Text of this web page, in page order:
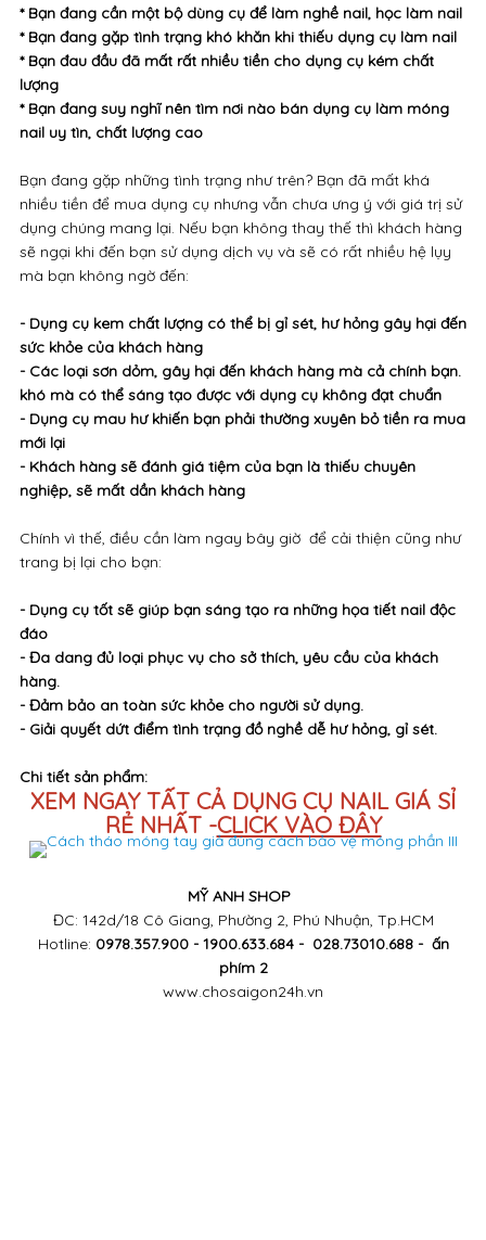
* Bạn đang cần một bộ dùng cụ để làm nghề nail, học làm nail
* Bạn đang gặp tình trạng khó khăn khi thiếu dụng cụ làm nail
* Bạn đau đầu đã mất rất nhiều tiền cho dụng cụ kém chất
lượng
* Bạn đang suy nghĩ nên tìm nơi nào bán dụng cụ làm móng
nail uy tìn, chất lượng cao
Bạn đang gặp những tình trạng như trên? Bạn đã mất khá
nhiều tiền để mua dụng cụ nhưng vẫn chưa ưng ý với giá trị sử
dụng chúng mang lại. Nếu bạn không thay thế thì khách hàng
sẽ ngại khi đến bạn sử dụng dịch vụ và sẽ có rất nhiều hệ lụy
mà bạn không ngờ đến:
- Dụng cụ kem chất lượng có thể bị gỉ sét, hư hỏng gây hại đến
sức khỏe của khách hàng
- Các loại sơn dỏm, gây hại đến khách hàng mà cả chính bạn.
khó mà có thể sáng tạo được với dụng cụ không đạt chuẩn
- Dụng cụ mau hư khiến bạn phải thường xuyên bỏ tiền ra mua
mới lại
- Khách hàng sẽ đánh giá tiệm của bạn là thiếu chuyên
nghiệp, sẽ mất dần khách hàng
Chính vì thế, điều cần làm ngay bây giờ để cải thiện cũng như
trang bị lại cho bạn:
- Dụng cụ tốt sẽ giúp bạn sáng tạo ra những họa tiết nail độc
đáo
- Đa dang đủ loại phục vụ cho sở thích, yêu cầu của khách
hàng.
- Đảm bảo an toàn sức khỏe cho người sử dụng.
- Giải quyết dứt điểm tình trạng đồ nghề dễ hư hỏng, gỉ sét.
Chi tiết sản phẩm:
XEM NGAY TẤT CẢ DỤNG CỤ NAIL GIÁ SỈ
RẺ NHẤT -CLICK VÀO ĐÂY
MỸ ANH SHOP
ĐC: 142d/18 Cô Giang, Phường 2, Phú Nhuận, Tp.HCM
Hotline: 0978.357.900 - 1900.633.684 - 028.73010.688 - ấn
phím 2
www.chosaigon24h.vn